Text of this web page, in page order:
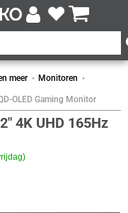
meer Monitoren
OLED Gaming Monitor
4K UHD 165Hz